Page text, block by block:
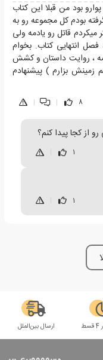
از مجموعه ۴۴ قسمتی پوارو بود من قبلا این کتاب
گرفته بودم کل مجموعه رو به
قاتل رو یادمه ولی
انتهایی کتاب. بخوام
، روایت داستان و کشش
بزارم ) پیشنهادم
8
|
|
1
1
ارسال بین‌الملل